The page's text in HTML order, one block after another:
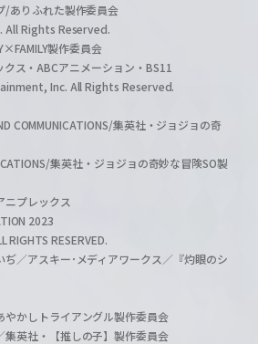
ありふれた製作委員会
All Rights Reserved.
製作委員会
ス・ABCアニメーション・BS11
Inc. All Rights Reserved.
COMMUNICATIONS/集英社・ジョジョの奇
集英社・ジョジョの奇妙な冒険SO製
プレックス
2023
RIGHTS RESERVED.
／アスキー･メディアワークス／『灼眼のシ
かしトライアングル製作委員会
英社・【推しの子】製作委員会